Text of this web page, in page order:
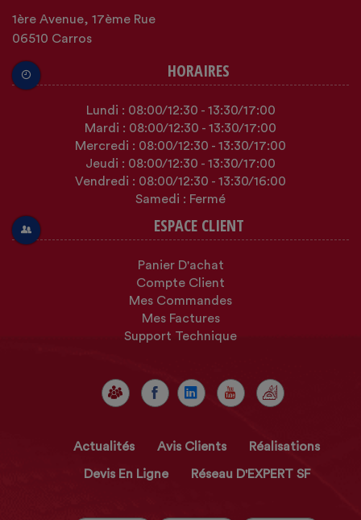
1ère Avenue, 17ème Rue
06510 Carros
HORAIRES
Lundi : 08:00/12:30 - 13:30/17:00
Mardi : 08:00/12:30 - 13:30/17:00
Mercredi : 08:00/12:30 - 13:30/17:00
Jeudi : 08:00/12:30 - 13:30/17:00
Vendredi : 08:00/12:30 - 13:30/16:00
Samedi : Fermé
ESPACE CLIENT
Panier D'achat
Compte Client
Mes Commandes
Mes Factures
Support Technique
Actualités Avis Clients Réalisations
Devis En Ligne Réseau D'EXPERT SF